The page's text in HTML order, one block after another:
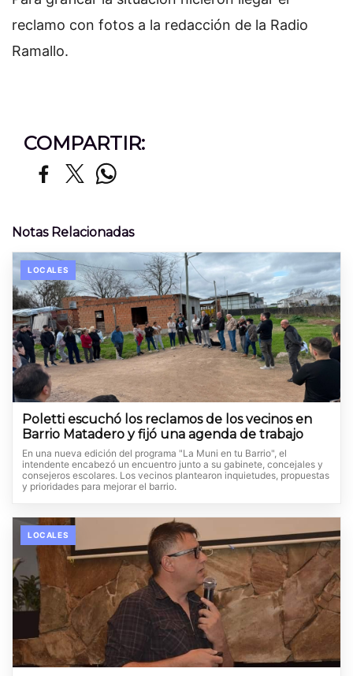
reclamo con fotos a la redacción de la Radio
Ramallo.
COMPARTIR:
Notas Relacionadas
LOCALES
Poletti escuchó los reclamos de los vecinos en
Barrio Matadero y fijó una agenda de trabajo
En una nueva edición del programa "La Muni en tu Barrio", el
intendente encabezó un encuentro junto a su gabinete, concejales y
consejeros escolares. Los vecinos plantearon inquietudes, propuestas
y prioridades para mejorar el barrio.
LOCALES